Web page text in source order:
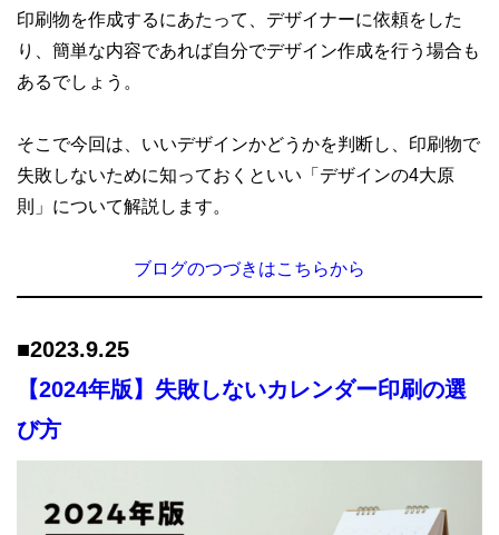
印刷物を作成するにあたって、デザイナーに依頼をした
り、簡単な内容であれば自分でデザイン作成を行う場合も
あるでしょう。
そこで今回は、いいデザインかどうかを判断し、印刷物で
失敗しないために知っておくといい「デザインの4大原
則」について解説します。
ブログのつづきはこちらから
■2023.9.25
【2024年版】失敗しないカレンダー印刷の選
び方